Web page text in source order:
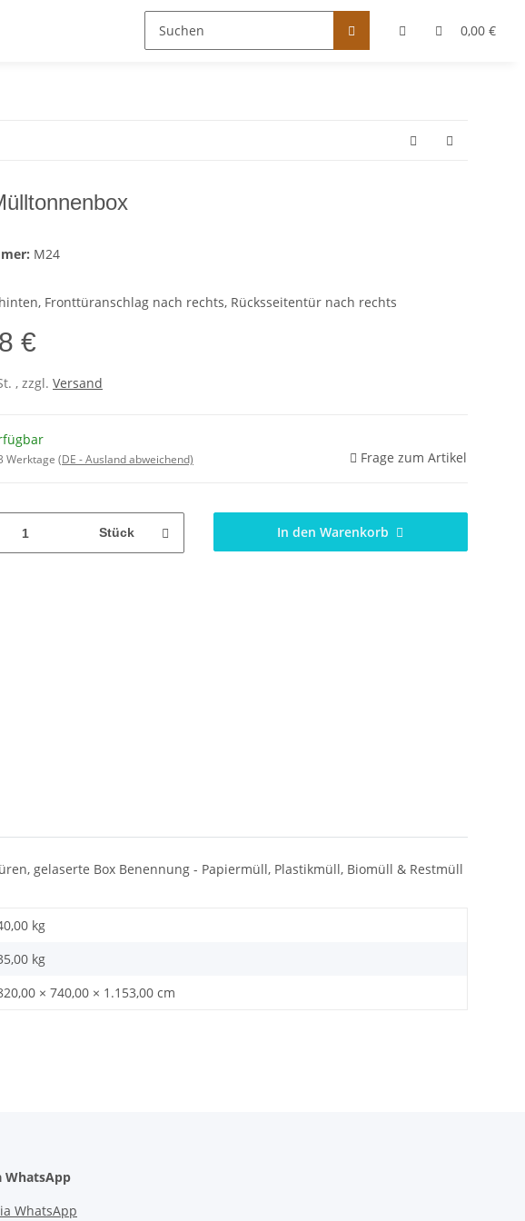
0,00 €
M24
Fronttüranschlag nach rechts, Rücksseitentür nach rechts
€
, zzgl. Versand
Werktage (DE - Ausland abweichend) Frage zum Artikel
Stück In den Warenkorb
gelaserte Box Benennung - Papiermüll, Plastikmüll, Biomüll & Restmüll
kg
kg
× 740,00 × 1.153,00 cm
WhatsApp